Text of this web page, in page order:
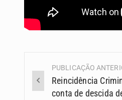
Navegação
(Posts)
PUBLICAÇÃO
Reincidência
conta de descida